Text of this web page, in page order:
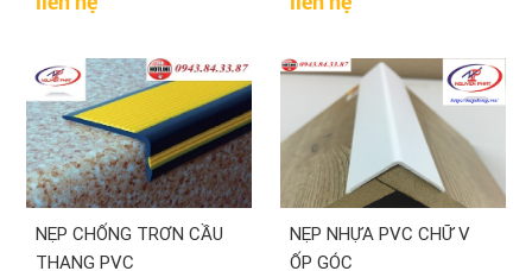
NẸP CHỐNG TRƠN CẦU
THANG PVC
NẸP NHỰA PVC CHỮ V
ỐP GÓC